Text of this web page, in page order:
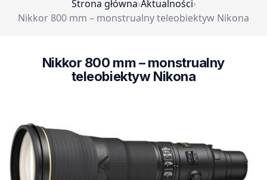
Strona główna›Aktualności›
Nikkor 800 mm – monstrualny teleobiektyw Nikona
Nikkor 800 mm – monstrualny
teleobiektyw Nikona